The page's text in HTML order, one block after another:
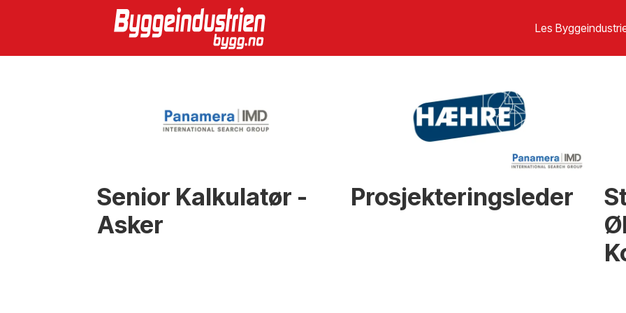
Les
Senior Kalkulatør -
Asker
Prosjekteringsleder